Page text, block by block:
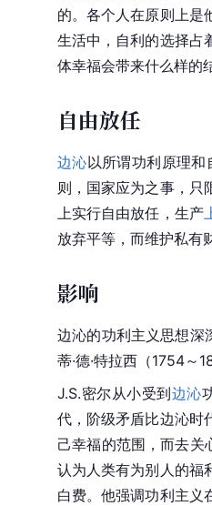
的。各个人在原则上是
生活中，自利的选择占
体幸福会带来什么样的
自由放任
边沁以所谓功利原理
则，国家应为之事，只
上实行自由放任，生产
放弃平等，而维护私有
影响
边沁的功利主义思想深
蒂·德·特拉西 （1754～
J.S.密尔从小受到边沁
代，阶级矛盾比边沁时
己幸福的范围，而去关
认为人类有为别人的福
白费。他强调功利主义